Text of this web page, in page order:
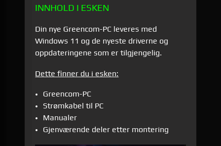
INNHOLD I ESKEN
Din nye Greencom-PC leveres med
Windows 11 og de nyeste driverne og
oppdateringene som er tilgjengelig.
Dette finner du i esken:
Greencom-PC
Strømkabel til PC
Manualer
Gjenværende deler etter montering